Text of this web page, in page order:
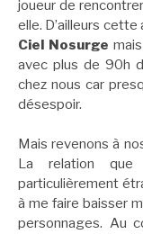
joueur de rencontrer
elle. D’ailleurs
Ciel Nosurge
avec plus de 90h
chez nous car
désespoir.
Mais revenons à
La relation
particulièrement
à me faire baisser
personnages. Au